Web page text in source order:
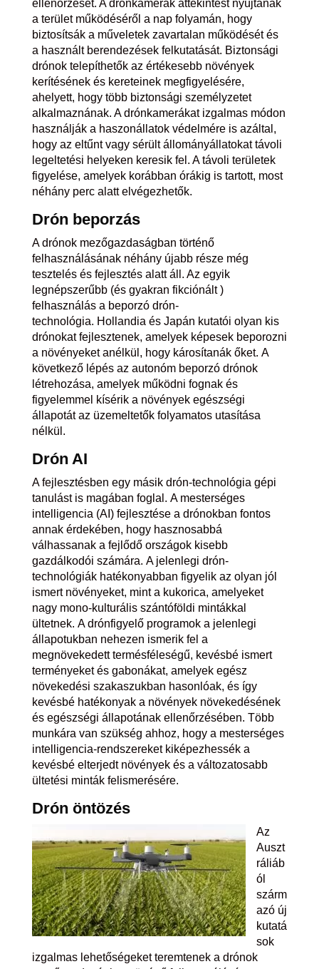
ellenőrzését. A drónkamerák áttekintést nyújtanak
a terület működéséről a nap folyamán, hogy
biztosítsák a műveletek zavartalan működését és
a használt berendezések felkutatását. Biztonsági
drónok telepíthetők az értékesebb növények
kerítésének és kereteinek megfigyelésére,
ahelyett, hogy több biztonsági személyzetet
alkalmaznának. A drónkamerákat izgalmas módon
használják a haszonállatok védelmére is azáltal,
hogy az eltűnt vagy sérült állományállatokat távoli
legeltetési helyeken keresik fel. A távoli területek
figyelése, amelyek korábban órákig is tartott, most
néhány perc alatt elvégezhetők.
Drón beporzás
A drónok mezőgazdaságban történő
felhasználásának néhány újabb része még
tesztelés és fejlesztés alatt áll. Az egyik
legnépszerűbb (és gyakran fikciónált )
felhasználás a beporzó drón-
technológia. Hollandia és Japán kutatói olyan kis
drónokat fejlesztenek, amelyek képesek beporozni
a növényeket anélkül, hogy károsítanák őket. A
következő lépés az autonóm beporzó drónok
létrehozása, amelyek működni fognak és
figyelemmel kísérik a növények egészségi
állapotát az üzemeltetők folyamatos utasítása
nélkül.
Drón AI
A fejlesztésben egy másik drón-technológia gépi
tanulást is magában foglal. A mesterséges
intelligencia (AI) fejlesztése a drónokban fontos
annak érdekében, hogy hasznosabbá
válhassanak a fejlődő országok kisebb
gazdálkodói számára. A jelenlegi drón-
technológiák hatékonyabban figyelik az olyan jól
ismert növényeket, mint a kukorica, amelyeket
nagy mono-kulturális szántóföldi mintákkal
ültetnek. A drónfigyelő programok a jelenlegi
állapotukban nehezen ismerik fel a
megnövekedett termésféleségű, kevésbé ismert
terményeket és gabonákat, amelyek egész
növekedési szakaszukban hasonlóak, és így
kevésbé hatékonyak a növények növekedésének
és egészségi állapotának ellenőrzésében. Több
munkára van szükség ahhoz, hogy a mesterséges
intelligencia-rendszereket kiképezhessék a
kevésbé elterjedt növények és a változatosabb
ültetési minták felismerésére.
Drón öntözés
Az
Auszt
ráliáb
ól
szárm
azó új
kutatá
sok
izgalmas lehetőségeket teremtenek a drónok